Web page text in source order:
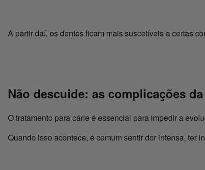
A partir daí, os dentes ficam mais suscetíveis a certas
Não descuide: as complicações
O tratamento para cárie é essencial para impedir a
Quando isso acontece, é comum sentir dor intensa, ter